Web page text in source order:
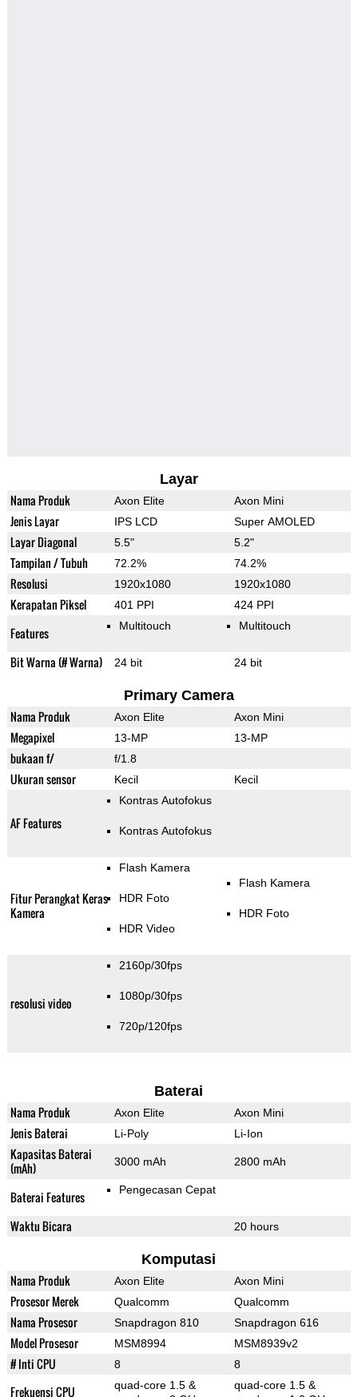
Layar
Nama Produk Axon Elite Axon Mini
Jenis Layar IPS LCD Super AMOLED
Layar Diagonal 5.5" 5.2"
Tampilan / Tubuh 72.2% 74.2%
Resolusi 1920x1080 1920x1080
Kerapatan Piksel 401 PPI 424 PPI
Features Multitouch Multitouch
Bit Warna (# Warna) 24 bit 24 bit
Primary Camera
Nama Produk Axon Elite Axon Mini
Megapixel 13-MP 13-MP
bukaan f/ f/1.8
Ukuran sensor Kecil Kecil
AF Features
Kontras Autofokus
Kontras Autofokus
Fitur Perangkat Keras
Kamera
Flash Kamera
HDR Foto
HDR Video
Flash Kamera
HDR Foto
resolusi video
2160p/30fps
1080p/30fps
720p/120fps
Baterai
Nama Produk Axon Elite Axon Mini
Jenis Baterai Li-Poly Li-Ion
Kapasitas Baterai
(mAh)
3000 mAh 2800 mAh
Baterai Features Pengecasan Cepat
Waktu Bicara 20 hours
Komputasi
Nama Produk Axon Elite Axon Mini
Prosesor Merek Qualcomm Qualcomm
Nama Prosesor Snapdragon 810 Snapdragon 616
Model Prosesor MSM8994 MSM8939v2
# Inti CPU 8 8
Frekuensi CPU
quad-core 1.5 &
quad-core 1.5 &